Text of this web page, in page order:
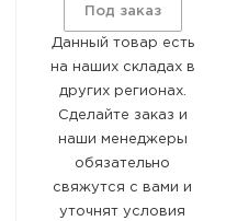
Под заказ
Данный товар есть
на наших складах в
других регионах.
Сделайте заказ и
наши менеджеры
обязательно
свяжутся с вами и
уточнят условия
А
8 (800)
Оставайтесь